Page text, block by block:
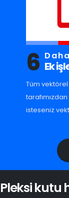
6 Ek
Tüm vektörel
isteseniz
Pleksi kutu